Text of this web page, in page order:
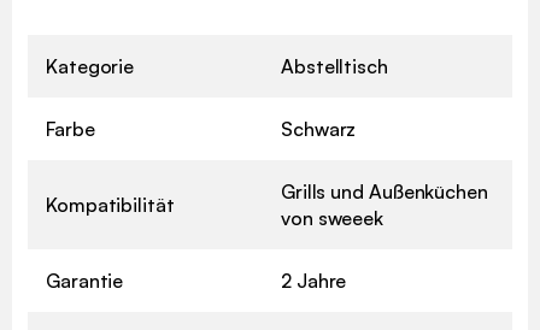
Kategorie Abstelltisch
Farbe Schwarz
Kompatibilität
Grills und Außenküchen
von sweeek
Garantie 2 Jahre